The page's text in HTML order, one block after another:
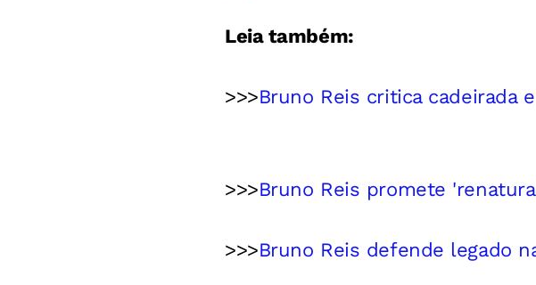
Leia também:
>>>Bruno Reis critica cadeirada
>>>Bruno Reis promete
>>>Bruno Reis defende legado